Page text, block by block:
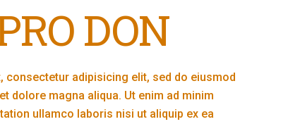
DON
consectetur adipisicing elit, sed do eiusmod
dolore magna aliqua. Ut enim ad minim
ullamco laboris nisi ut aliquip ex ea